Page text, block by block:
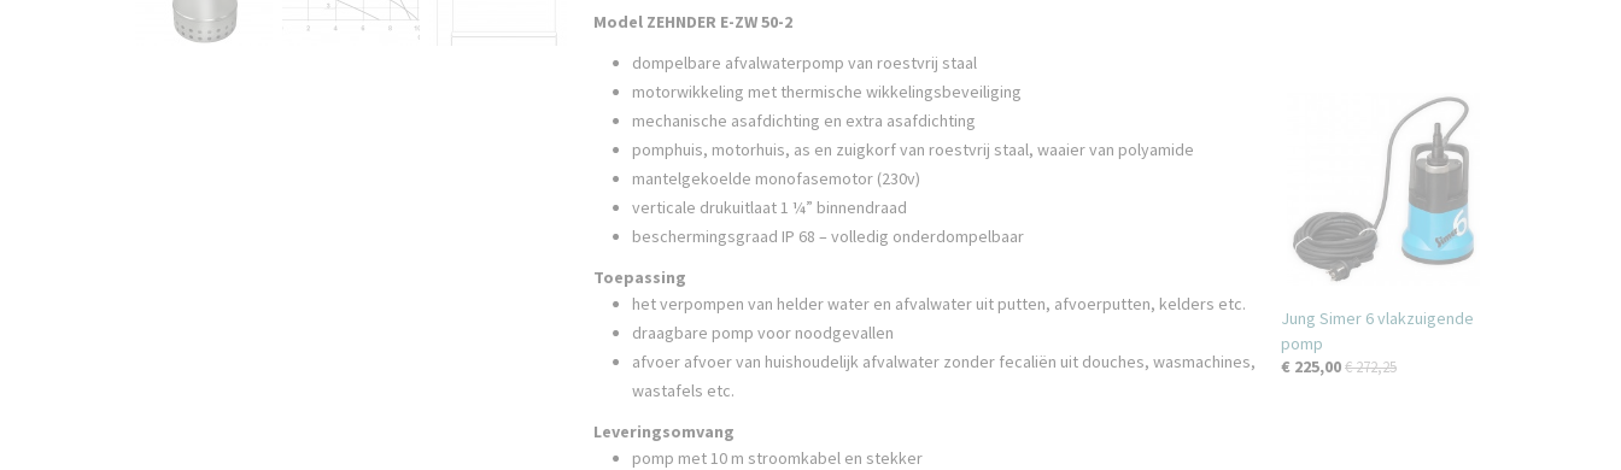
Model ZEHNDER E-ZW 50-2
dompelbare afvalwaterpomp van roestvrij staal
motorwikkeling met thermische wikkelingsbeveiliging
mechanische asafdichting en extra asafdichting
pomphuis, motorhuis, as en zuigkorf van roestvrij staal, waaier van polyamide
mantelgekoelde monofasemotor (230v)
verticale drukuitlaat 1 ¼” binnendraad
beschermingsgraad IP 68 – volledig onderdompelbaar
Toepassing
het verpompen van helder water en afvalwater uit putten, afvoerputten, kelders etc.
draagbare pomp voor noodgevallen
afvoer afvoer van huishoudelijk afvalwater zonder fecaliën uit douches, wasmachines,
wastafels etc.
Leveringsomvang
pomp met 10 m stroomkabel en stekker
Jung Simer 6 vlakzuigende
pomp
€ 225,00€ 272,25